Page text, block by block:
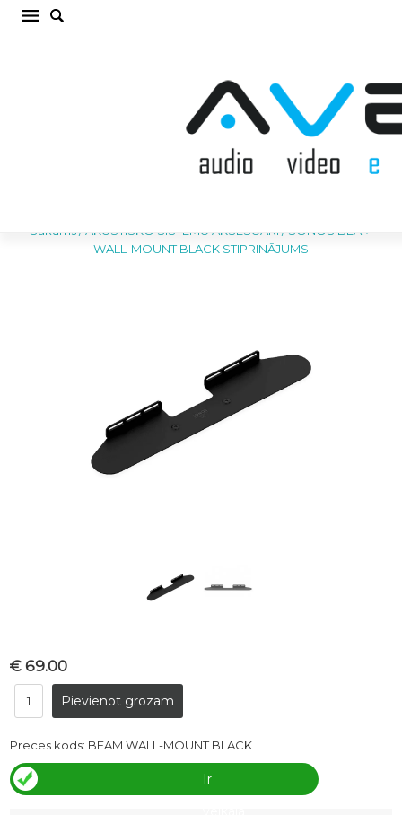
SONOS BEAM WALL-MOUNT BLACK
STIPRINĀJUMS AKUSTISKO SISTĒMU
Sākums/ AKUSTISKO SISTĒMU AKSESUĀRI / SONOS BEAM
WALL-MOUNT BLACK STIPRINĀJUMS
€ 69.00
Preces kods: BEAM WALL-MOUNT BLACK
Ir